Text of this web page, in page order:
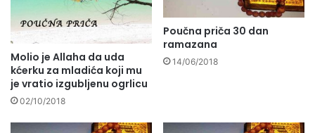
Molio je Allaha da uda
kćerku za mladića koji mu
je vratio izgubljenu ogrlicu
02/10/2018
Poučna priča 30 dan
ramazana
14/06/2018